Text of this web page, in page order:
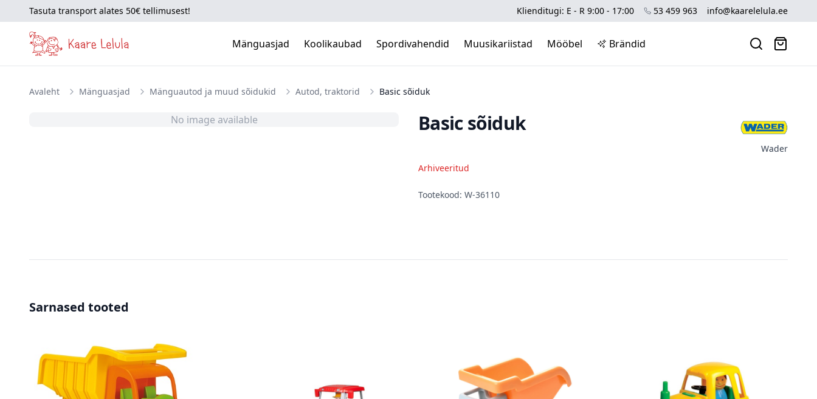
Tasuta transport alates 50€ tellimusest! Klienditugi: E - R 9:00 - 17:00 53 459 963 info@kaarelelula.ee
Mänguasjad Koolikaubad Spordivahendid Muusikariistad Mööbel Brändid
Avaleht Mänguasjad Mänguautod ja muud sõidukid Autod, traktorid Basic sõiduk
No image available Basic sõiduk
Wader
Arhiveeritud
Kirjeldus
Tootekood: W-36110
Sarnased tooted